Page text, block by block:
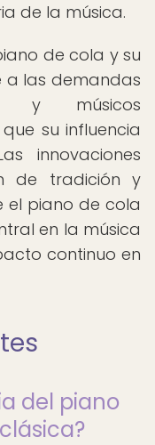
de la música.
de cola y su
las demandas
y músicos
su influencia
innovaciones
de tradición y
el piano de cola
en la música
continuo en
del piano